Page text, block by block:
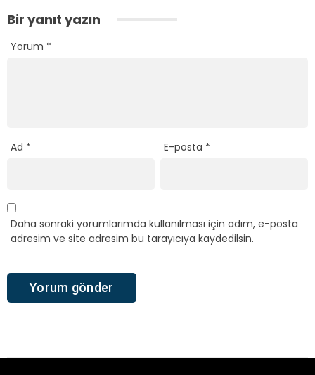
Bir yanıt yazın
Yorum *
Ad * E-posta *
Daha sonraki yorumlarımda kullanılması için adım, e-posta
adresim ve site adresim bu tarayıcıya kaydedilsin.